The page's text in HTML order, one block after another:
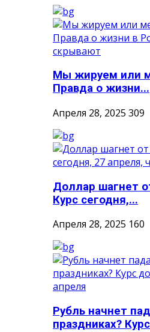
Мы жируем или
Правда о жизни...
Апреля 28, 2025 309
Доллар шагнет
Курс сегодня,...
Апреля 28, 2025 160
Рубль начнет
праздниках?